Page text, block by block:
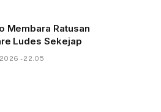
Membara Ratusan
Ludes Sekejap
- 22.05